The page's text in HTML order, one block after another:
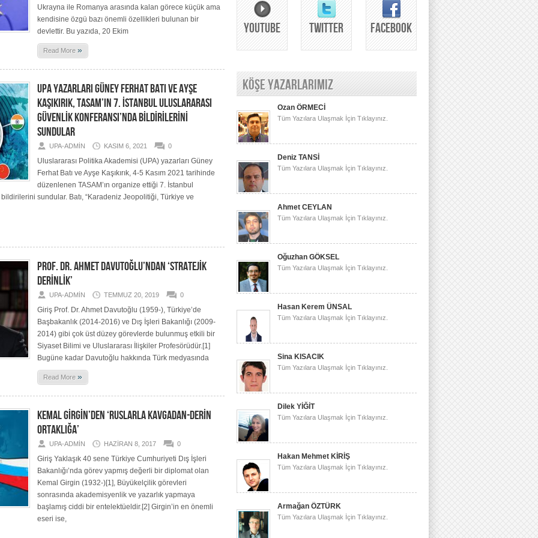
Ukrayna ile Romanya arasında kalan görece küçük ama
kendisine özgü bazı önemli özellikleri bulunan bir
devlettir. Bu yazıda, 20 Ekim
Read More »
UPA YAZARLARI GÜNEY FERHAT BATI VE AYŞE
KAŞIKIRIK, TASAM’IN 7. İSTANBUL ULUSLARARASI
GÜVENLİK KONFERANSI’NDA BİLDİRİLERİNİ
SUNDULAR
UPA-ADMIN KASIM 6, 2021 0
Uluslararası Politika Akademisi (UPA) yazarları Güney
Ferhat Batı ve Ayşe Kaşıkırık, 4-5 Kasım 2021 tarihinde
düzenlenen TASAM’ın organize ettiği 7. İstanbul
sundular. Batı, “Karadeniz Jeopolitiği, Türkiye ve
PROF. DR. AHMET DAVUTOĞLU’NDAN ‘STRATEJİK
DERİNLİK’
UPA-ADMIN TEMMUZ 20, 2019 0
Giriş Prof. Dr. Ahmet Davutoğlu (1959-), Türkiye’de
Başbakanlık (2014-2016) ve Dış İşleri Bakanlığı (2009-
2014) gibi çok üst düzey görevlerde bulunmuş etkili bir
Siyaset Bilimi ve Uluslararası İlişkiler Profesörüdür.[1]
Bugüne kadar Davutoğlu hakkında Türk medyasında
Read More »
KEMAL GİRGİN’DEN ‘RUSLARLA KAVGADAN-DERİN
ORTAKLIĞA’
UPA-ADMIN HAZIRAN 8, 2017 0
Giriş Yaklaşık 40 sene Türkiye Cumhuriyeti Dış İşleri
Bakanlığı’nda görev yapmış değerli bir diplomat olan
Kemal Girgin (1932-)[1], Büyükelçilik görevleri
sonrasında akademisyenlik ve yazarlık yapmaya
başlamış ciddi bir entelektüeldir.[2] Girgin’in en önemli
eseri ise,
YOUTUBE TWITTER FACEBOOK
KÖŞE YAZARLARIMIZ
Ozan ÖRMECİ
Tüm Yazılara Ulaşmak İçin Tıklayınız.
Deniz TANSİ
Tüm Yazılara Ulaşmak İçin Tıklayınız.
Ahmet CEYLAN
Tüm Yazılara Ulaşmak İçin Tıklayınız.
Oğuzhan GÖKSEL
Tüm Yazılara Ulaşmak İçin Tıklayınız.
Hasan Kerem ÜNSAL
Tüm Yazılara Ulaşmak İçin Tıklayınız.
Sina KISACIK
Tüm Yazılara Ulaşmak İçin Tıklayınız.
Dilek YİĞİT
Tüm Yazılara Ulaşmak İçin Tıklayınız.
Hakan Mehmet KİRİŞ
Tüm Yazılara Ulaşmak İçin Tıklayınız.
Armağan ÖZTÜRK
Tüm Yazılara Ulaşmak İçin Tıklayınız.